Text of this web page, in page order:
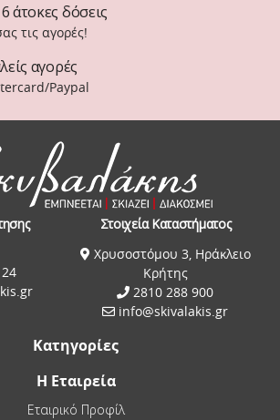
άτοκες δόσεις
τις αγορές!
αγορές
Paypal
Στοιχεία Καταστήματος
Χρυσοστόμου 3, Ηράκλειο
Κρήτης
2810 288 900
info@skivalakis.gr
Κατηγορίες
Η Εταιρεία
Εταιρικό Προφίλ